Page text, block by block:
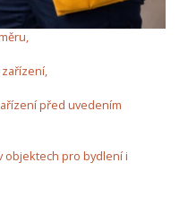
před uvedením
objektech pro bydlení i